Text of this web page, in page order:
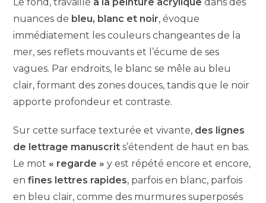
nuances de bleu, blanc et noir, évoque
immédiatement les couleurs changeantes de la
mer, ses reflets mouvants et l’écume de ses
vagues. Par endroits, le blanc se mêle au bleu
clair, formant des zones douces, tandis que le noir
apporte profondeur et contraste.
Sur cette surface texturée et vivante, des lignes
de lettrage manuscrit s’étendent de haut en bas.
Le mot « regarde » y est répété encore et encore,
enfines lettres rapides, parfois en blanc, parfois
en bleu clair, comme des murmures superposés